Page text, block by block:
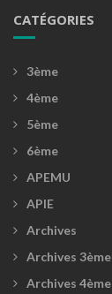
CATÉGORIES
3ème
4ème
5ème
6ème
APEMU
APIE
Archives
Archives 3ème
Archives 4ème